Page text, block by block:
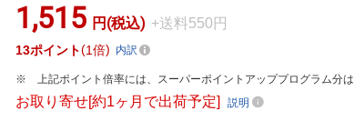
1,515 円(税込) +送料550円
13ポイント 1倍 内訳
上記ポイント倍率には、スーパーポイントアッププログラム分
お取り寄せ[約1ヶ月で出荷予定]説明